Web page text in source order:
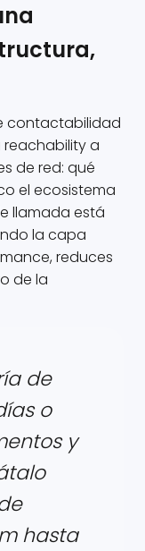
contactabilidad
reachability a
de red: qué
el ecosistema
llamada está
la capa
reduces
de la
de
o
y
hasta